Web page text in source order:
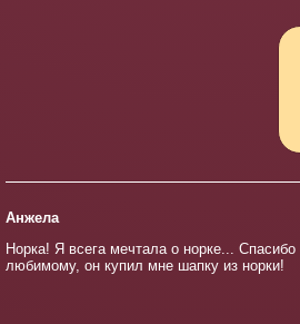
Анжела
Норка! Я всега мечтала о норке... Спасибо
любимому, он купил мне шапку из норки!